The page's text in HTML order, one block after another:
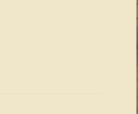
Wohnungen u.s.w.